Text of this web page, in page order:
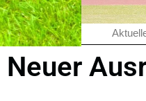
Neuer